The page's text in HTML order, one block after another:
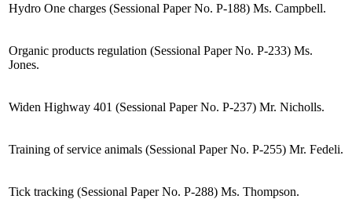
Hydro One charges (Sessional Paper No. P-188) Ms. Campbell.
Organic products regulation (Sessional Paper No. P-233) Ms.
Jones.
Widen Highway 401 (Sessional Paper No. P-237) Mr. Nicholls.
Training of service animals (Sessional Paper No. P-255) Mr. Fedeli.
Tick tracking (Sessional Paper No. P-288) Ms. Thompson.